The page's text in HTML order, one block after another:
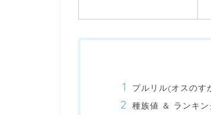
プルリル(オスのす
種族値 ＆ ランキン